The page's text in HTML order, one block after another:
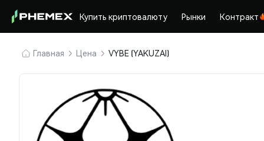
Купить криптовалюту Рынки Контракт
Главная Цена VYBE (YAKUZAI)